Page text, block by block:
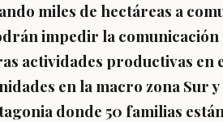
miles de hectáreas a
impedir la
actividades productivas en
en la macro zona Sur
donde 50 familias